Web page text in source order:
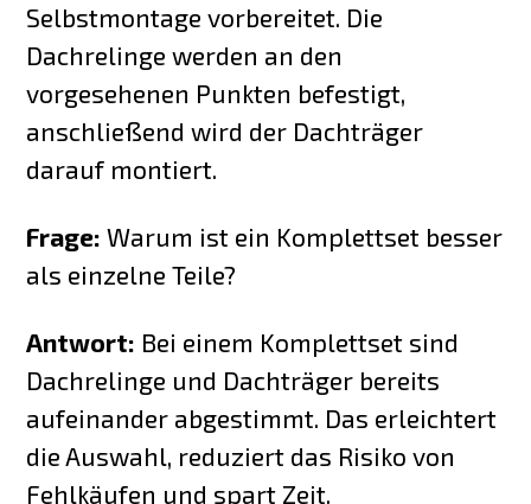
Selbstmontage vorbereitet. Die
Dachrelinge werden an den
vorgesehenen Punkten befestigt,
anschließend wird der Dachträger
darauf montiert.
Frage: Warum ist ein Komplettset besser
als einzelne Teile?
Antwort: Bei einem Komplettset sind
Dachrelinge und Dachträger bereits
aufeinander abgestimmt. Das erleichtert
die Auswahl, reduziert das Risiko von
Fehlkäufen und spart Zeit.